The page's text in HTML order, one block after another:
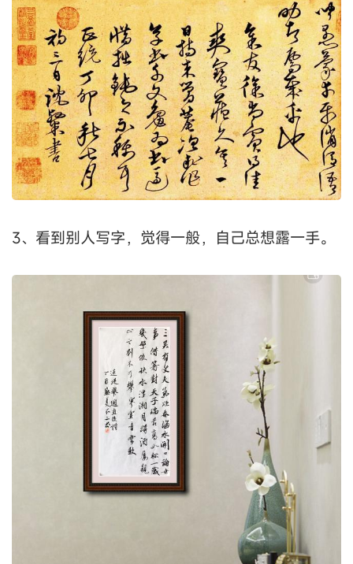
3、看到别人写字，觉得一般，自己总想露一手。